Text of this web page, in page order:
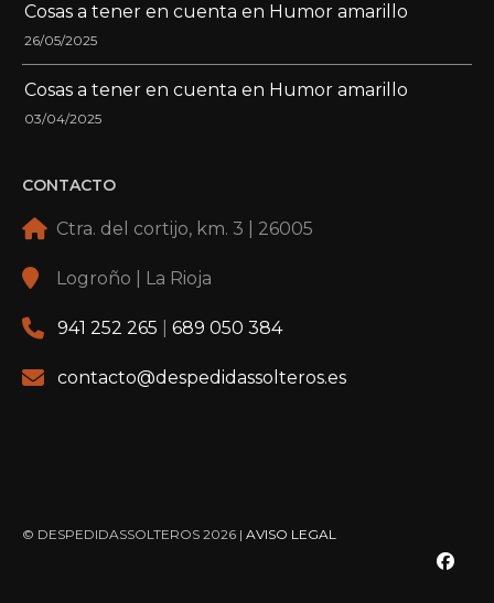
Cosas a tener en cuenta en Humor amarillo
26/05/2025
Cosas a tener en cuenta en Humor amarillo
03/04/2025
CONTACTO
Ctra. del cortijo, km. 3 | 26005
Logroño | La Rioja
941 252 265 689 050 384
contacto@despedidassolteros.es
© DESPEDIDASSOLTEROS 2026 | AVISO LEGAL